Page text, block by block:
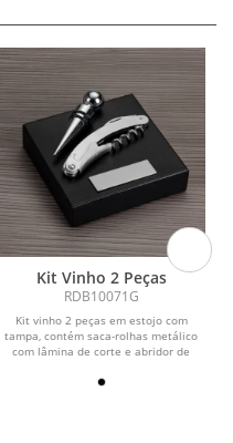
Kit Vinho 2 Peças
RDB10071G
Kit vinho 2 peças em estojo com
tampa, contém saca-rolhas metálico
com lâmina de corte e abridor de